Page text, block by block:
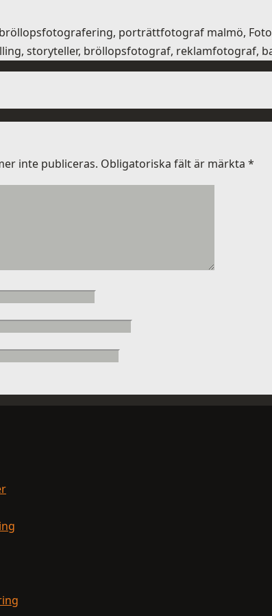
porträttfotograf malmö,
storyteller, bröllopsfotograf, reklamfotograf,
inte publiceras. Obligatoriska fält är märkta *